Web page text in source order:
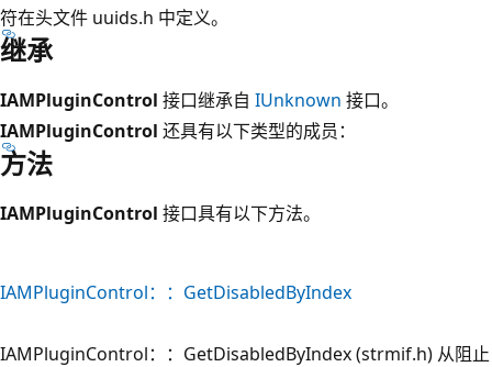
符在头文件 uuids.h 中定义。
继承
IAMPluginControl 接口继承自 IUnknown 接口。
IAMPluginControl 还具有以下类型的成员：
方法
IAMPluginControl 接口具有以下方法。
IAMPluginControl：：GetDisabledByIndex
IAMPluginControl：：GetDisabledByIndex (strmif.h) 从阻止